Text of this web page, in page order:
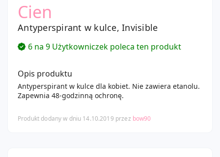
Cien
Antyperspirant w kulce, Invisible
6 na 9 Użytkowniczek poleca ten produkt
Opis produktu
Antyperspirant w kulce dla kobiet. Nie zawiera etanolu.
Zapewnia 48-godzinną ochronę.
Produkt dodany w dniu 14.10.2019 przez bow90